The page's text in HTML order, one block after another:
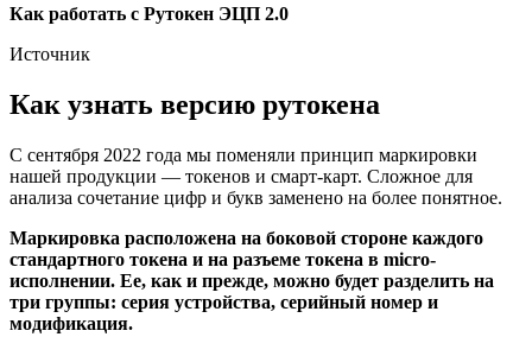
Как работать с Рутокен ЭЦП 2.0
Источник
Как узнать версию рутокена
С сентября 2022 года мы поменяли принцип маркировки
нашей продукции — токенов и смарт-карт. Сложное для
анализа сочетание цифр и букв заменено на более понятное.
Маркировка расположена на боковой стороне каждого
стандартного токена и на разъеме токена в micro-
исполнении. Ее, как и прежде, можно будет разделить на
три группы: серия устройства, серийный номер и
модификация.